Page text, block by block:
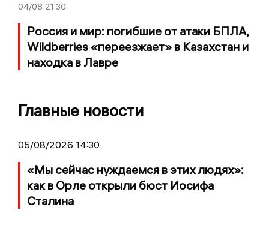
04/08 21:30
Россия и мир: погибшие от атаки БПЛА,
Wildberries «переезжает» в Казахстан и
находка в Лавре
Главные новости
05/08/2026 14:30
«Мы сейчас нуждаемся в этих людях»:
как в Орле открыли бюст Иосифа
Сталина